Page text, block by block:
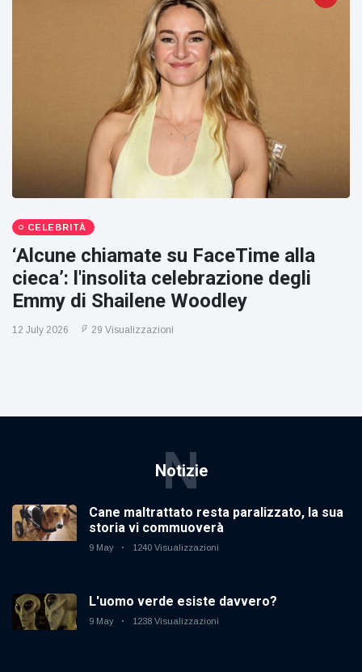
CELEBRITÀ
‘Alcune chiamate su FaceTime alla
cieca’: l'insolita celebrazione degli
Emmy di Shailene Woodley
12 July 2026 29 Visualizzazioni
Notizie
N
Cane maltrattato resta paralizzato, la sua
storia vi commuoverà
9 May 1240 Visualizzazioni
L'uomo verde esiste davvero?
9 May 1238 Visualizzazioni